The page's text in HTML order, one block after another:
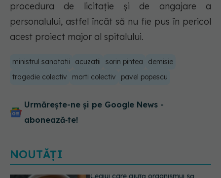
procedura de licitaţie şi de angajare a
personalului, astfel încât să nu fie pus în pericol
acest proiect major al spitalului.
ministrul sanatatii acuzatii sorin pintea
demisie
tragedie colectiv
morti colectiv pavel popescu
Urmărește-ne și pe Google News -
abonează‑te!
NOUTĂȚI